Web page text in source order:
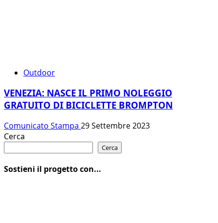
Outdoor
VENEZIA: NASCE IL PRIMO NOLEGGIO
GRATUITO DI BICICLETTE BROMPTON
Comunicato Stampa 29 Settembre 2023
Cerca
Cerca
Sostieni il progetto con...